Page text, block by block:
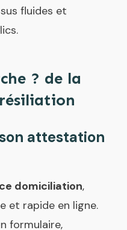
fluides et
? de la
attestation
domiciliation,
et rapide en ligne.
formulaire,